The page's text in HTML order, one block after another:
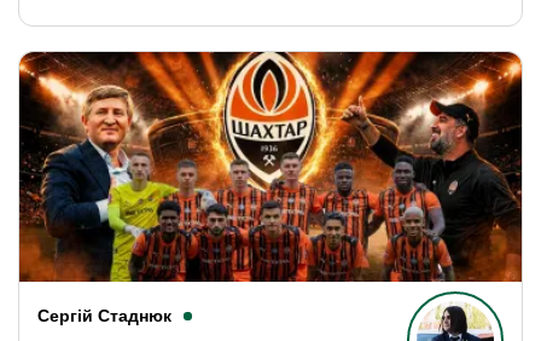
Сергій Стаднюк